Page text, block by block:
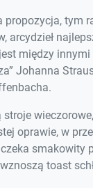
propozycja, tym
arcydzieł
między innymi
Johanna
oprawie, w
smakowity
toast